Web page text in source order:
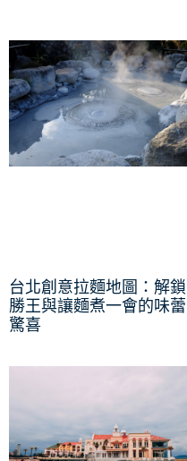
台北創意拉麵地圖：解鎖
勝王與讓麵煮一會的味蕾
驚喜